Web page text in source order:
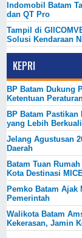
Indomobil Batam
dan QT Pro
Tampil di
Solusi Kendaraan
KEPRI
BP Batam Dukung
Ketentuan
BP Batam
yang Lebih
Jelang Agustusan
Daerah
Batam Tuan
Kota Destinasi
Pemko Batam
Pemerintah
Walikota Batam
Kekerasan, Jamin